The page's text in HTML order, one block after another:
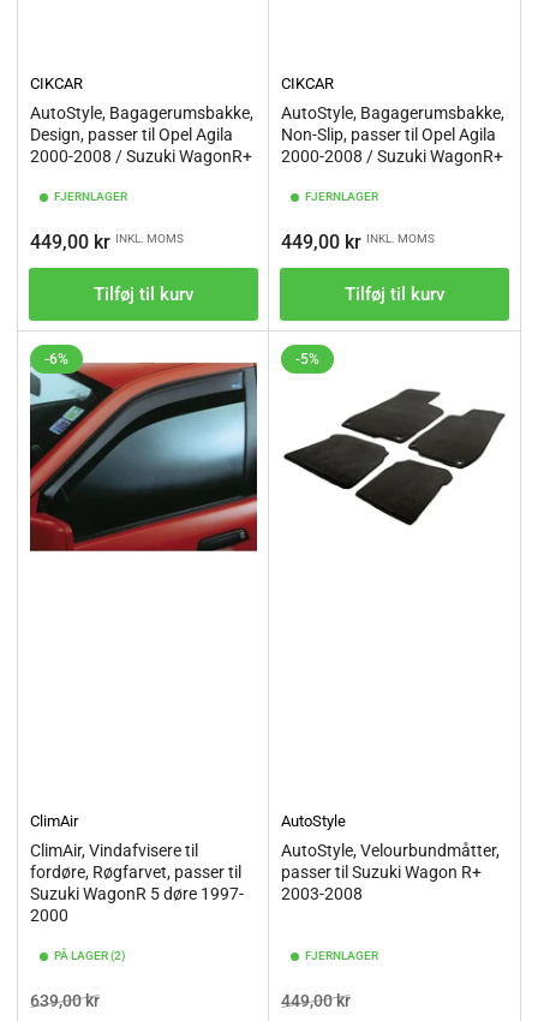
CIKCAR
AutoStyle, Bagagerumsbakke,
Design, passer til Opel Agila
2000-2008 / Suzuki WagonR+
FJERNLAGER
Vejl.pris
449,00 kr INKL. MOMS
Tilføj til kurv
CIKCAR
AutoStyle, Bagagerumsbakke,
Non-Slip, passer til Opel Agila
2000-2008 / Suzuki WagonR+
FJERNLAGER
Vejl.pris
449,00 kr INKL. MOMS
Tilføj til kurv
-6%
ClimAir
ClimAir, Vindafvisere til
fordøre, Røgfarvet, passer til
Suzuki WagonR 5 døre 1997-
2000
PÅ LAGER (2)
Vejl.pris
639,00 krTilbudspris
-5%
AutoStyle
AutoStyle, Velourbundmåtter,
passer til Suzuki Wagon R+
2003-2008
FJERNLAGER
Vejl.pris
449,00 krTilbudspris